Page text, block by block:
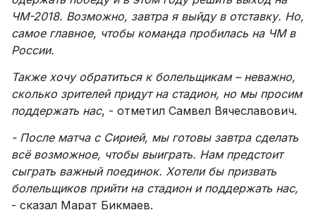
ЧМ-2018. Возможно, завтра я выйду в отставку. Но,
самое главное, чтобы команда пробилась на ЧМ в
России.
Также хочу обратиться к болельщикам – неважно,
сколько зрителей придут на стадион, но мы просим
поддержать нас, - отметил Самвел Вячеславович.
- После матча с Сирией, мы готовы завтра сделать
всё возможное, чтобы выиграть. Нам предстоит
сыграть важный поединок. Хотели бы призвать
болельщиков прийти на стадион и поддержать нас,
- сказал Марат Бикмаев.